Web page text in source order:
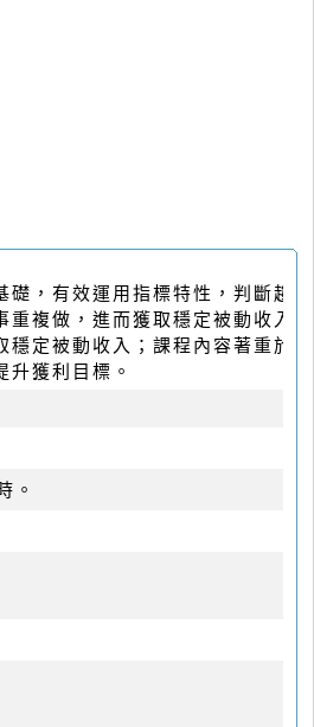
，有效運用指標特性，判斷趨
複做，進而獲取穩定被動收入。
定被動收入；課程內容著重於
獲利目標。
。